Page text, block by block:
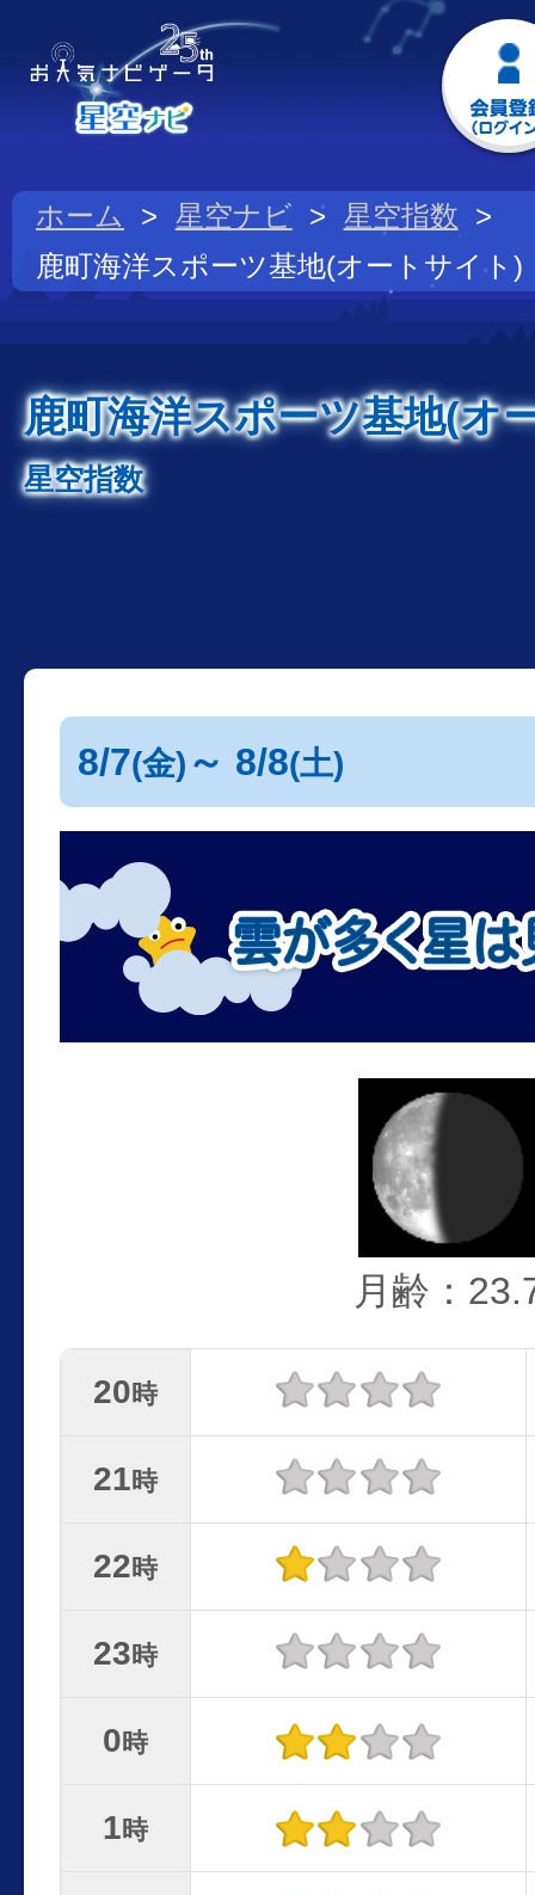
ホーム 星空ナビ
星空指数
鹿町海洋スポーツ基地(オートサイト)
鹿町海洋スポーツ基地(オ
星空指数
8/7(金) ～ 8/8(土)
月齢：
20時
21時
22時
23時
0時
1時